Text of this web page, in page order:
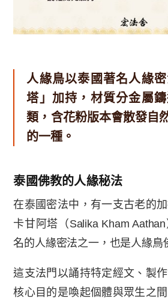
人緣鳥以泰國著名人緣
塔」加持，材質分金屬
類，含花粉版本會散發自
的一種。
泰國佛教的人緣秘法
在泰國密法中，有一支古老的
卡甘阿塔（Salika Kham
名的人緣密法之一，也是人緣鳥
這支法門以誦持特定經文、製
核心目的是喚起個體與眾生之